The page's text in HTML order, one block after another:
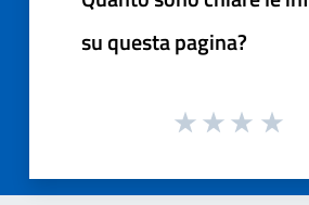
su questa pagina?